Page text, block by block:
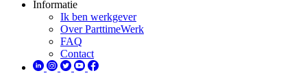
Informatie
Ik ben werkgever
Over ParttimeWerk
FAQ
Contact